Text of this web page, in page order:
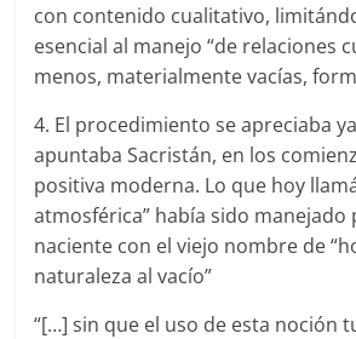
con contenido cualitativo,
esencial al manejo “de relaciones
menos, materialmente vacías,
4. El procedimiento se apreciaba
apuntaba Sacristán, en los
positiva moderna. Lo que hoy
atmosférica” había sido manejado
naciente con el viejo nombre de
naturaleza al vacío”
“[…] sin que el uso de esta noción